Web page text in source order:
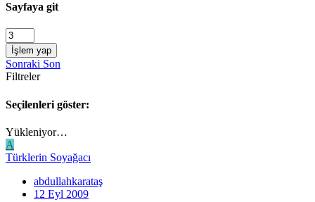
Sayfaya git
İşlem yap
Sonraki Son
Filtreler
Seçilenleri göster:
Yükleniyor…
A
Türklerin Soyağacı
abdullahkarataş
12 Eyl 2009